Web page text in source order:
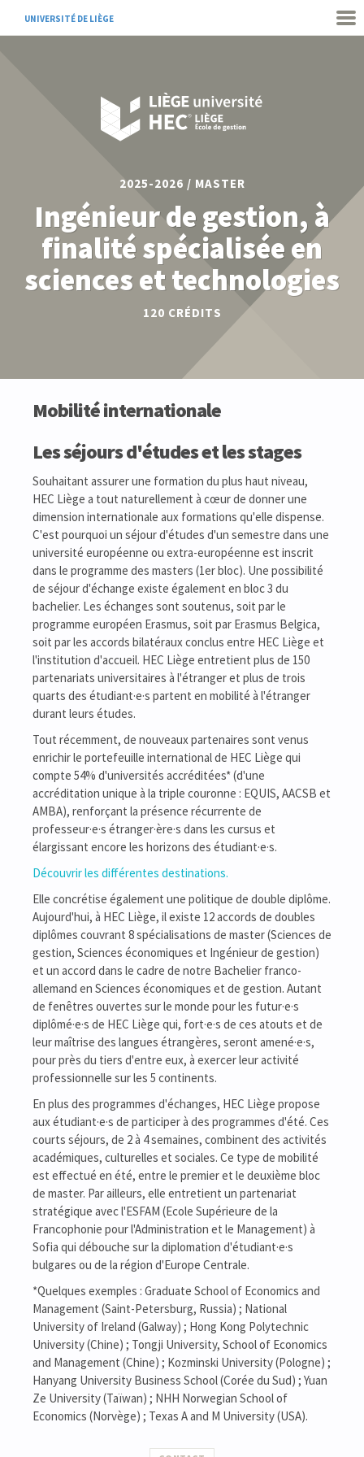
UNIVERSITÉ DE LIÈGE
2025-2026 / MASTER
Ingénieur de gestion, à
finalité spécialisée en
sciences et technologies
120 CRÉDITS
Mobilité internationale
Les séjours d'études et les stages
Souhaitant assurer une formation du plus haut niveau,
HEC Liège a tout naturellement à cœur de donner une
dimension internationale aux formations qu'elle dispense.
C'est pourquoi un séjour d'études d'un semestre dans une
université européenne ou extra-européenne est inscrit
dans le programme des masters (1er bloc). Une possibilité
de séjour d'échange existe également en bloc 3 du
bachelier. Les échanges sont soutenus, soit par le
programme européen Erasmus, soit par Erasmus Belgica,
soit par les accords bilatéraux conclus entre HEC Liège et
l'institution d'accueil. HEC Liège entretient plus de 150
partenariats universitaires à l'étranger et plus de trois
quarts des étudiant·e·s partent en mobilité à l'étranger
durant leurs études.
Tout récemment, de nouveaux partenaires sont venus
enrichir le portefeuille international de HEC Liège qui
compte 54% d'universités accréditées* (d'une
accréditation unique à la triple couronne : EQUIS, AACSB et
AMBA), renforçant la présence récurrente de
professeur·e·s étranger·ère·s dans les cursus et
élargissant encore les horizons des étudiant·e·s.
Découvrir les différentes destinations.
Elle concrétise également une politique de double diplôme.
Aujourd'hui, à HEC Liège, il existe 12 accords de doubles
diplômes couvrant 8 spécialisations de master (Sciences de
gestion, Sciences économiques et Ingénieur de gestion)
et un accord dans le cadre de notre Bachelier franco-
allemand en Sciences économiques et de gestion. Autant
de fenêtres ouvertes sur le monde pour les futur·e·s
diplômé·e·s de HEC Liège qui, fort·e·s de ces atouts et de
leur maîtrise des langues étrangères, seront amené·e·s,
pour près du tiers d'entre eux, à exercer leur activité
professionnelle sur les 5 continents.
En plus des programmes d'échanges, HEC Liège propose
aux étudiant·e·s de participer à des programmes d'été. Ces
courts séjours, de 2 à 4 semaines, combinent des activités
académiques, culturelles et sociales. Ce type de mobilité
est effectué en été, entre le premier et le deuxième bloc
de master. Par ailleurs, elle entretient un partenariat
stratégique avec l'ESFAM (Ecole Supérieure de la
Francophonie pour l'Administration et le Management) à
Sofia qui débouche sur la diplomation d'étudiant·e·s
bulgares ou de la région d'Europe Centrale.
*Quelques exemples : Graduate School of Economics and
Management (Saint-Petersburg, Russia) ; National
University of Ireland (Galway) ; Hong Kong Polytechnic
University (Chine) ; Tongji University, School of Economics
and Management (Chine) ; Kozminski University (Pologne) ;
Hanyang University Business School (Corée du Sud) ; Yuan
Ze University (Taïwan) ; NHH Norwegian School of
Economics (Norvège) ; Texas A and M University (USA).